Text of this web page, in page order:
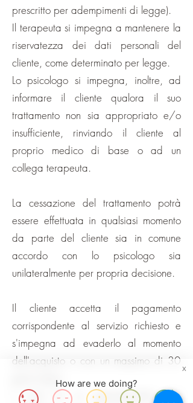
prescritto per adempimenti di legge).
Il terapeuta si impegna a mantenere la
riservatezza dei dati personali del
cliente, come determinato per legge.
Lo psicologo si impegna, inoltre, ad
informare il cliente qualora il suo
trattamento non sia appropriato e/o
insufficiente, rinviando il cliente al
proprio medico di base o ad un
collega terapeuta.
La cessazione del trattamento potrà
essere effettuata in qualsiasi momento
da parte del cliente sia in comune
accordo con lo psicologo sia
unilateralmente per propria decisione.
Il cliente accetta il pagamento
corrispondente al servizio richiesto e
s'impegna ad evaderlo al momento
dell'acquisto o con un massimo di 30
giorni dopo.
I costi di un appuntamento non
X
How are we doing?